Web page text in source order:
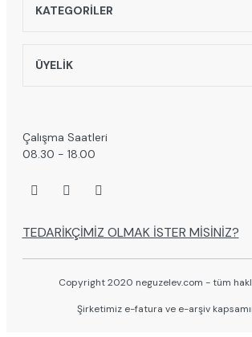
KATEGORİLER
ÜYELİK
Çalışma Saatleri
08.30 - 18.00
TEDARİKÇİMİZ OLMAK İSTER MİSİNİZ?
Copyright 2020 neguzelev.com - tüm
Şirketimiz e-fatura ve e-arşiv